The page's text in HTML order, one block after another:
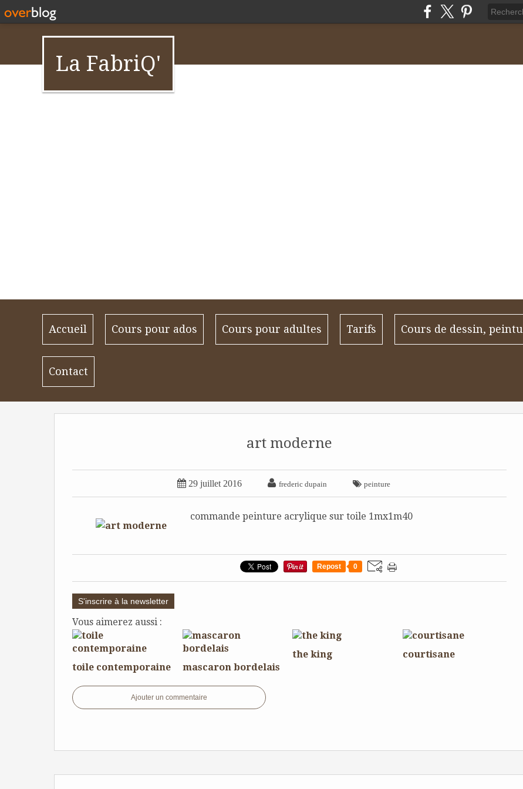
La FabriQ'
Accueil Cours pour ados Cours pour adultes Tarifs Cours de dessin,
Contact
art moderne
 29 juillet 2016  frederic dupain  peinture
commande peinture acrylique sur toile 1mx1m40
Repost 0
S'inscrire à la newsletter
Vous aimerez aussi :
toile contemporaine mascaron bordelais
the king courtisane
Ajouter un commentaire